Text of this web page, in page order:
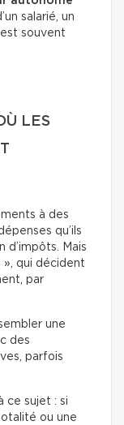
salarié, un
est souvent
LES
à des
qu’ils
Mais
», qui décident
par
une
des
parfois
ce sujet : si
ou une